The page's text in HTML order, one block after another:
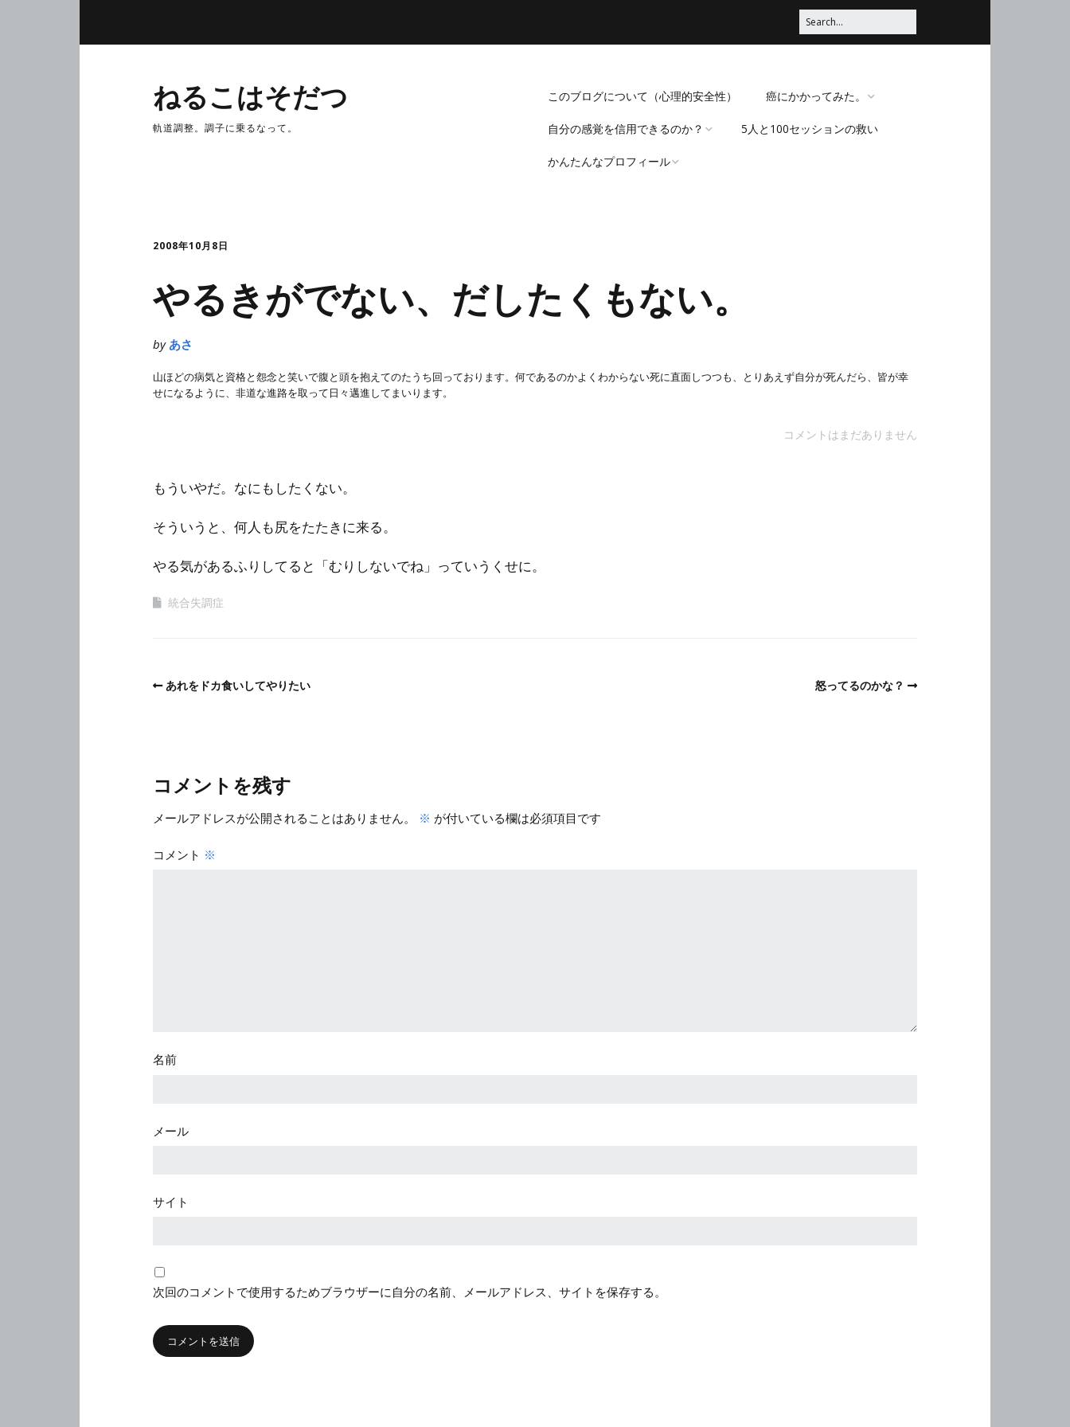
ねるこはそだつ
軌道調整。調子に乗るなって。
このブログについて（心理的安全性） 癌にかかってみた。
脳みそほじくられてみ
自分の感覚を信用できるのか？
「死にたい」と思うことについ
5人と100セッションの救い
かんたんなプロフィール
2008年10月8日
やるきがでない、だしたくもない。
by あさ
山ほどの病気と資格と怨念と笑いで腹と頭を抱えてのたうち回っております。何であるのかよくわからない死に直面しつつも、とりあえず自分が死んだら、皆が幸
せになるように、非道な進路を取って日々邁進してまいります。
コメントはまだありません
もういやだ。なにもしたくない。
そういうと、何人も尻をたたきに来る。
やる気があるふりしてると「むりしないでね」っていうくせに。
統合失調症
あれをドカ食いしてやりたい 怒ってるのかな？
コメントを残す
メールアドレスが公開されることはありません。 ※ が付いている欄は必須項目です
コメント ※
名前
メール
サイト
次回のコメントで使用するためブラウザーに自分の名前、メールアドレス、サイトを保存する。